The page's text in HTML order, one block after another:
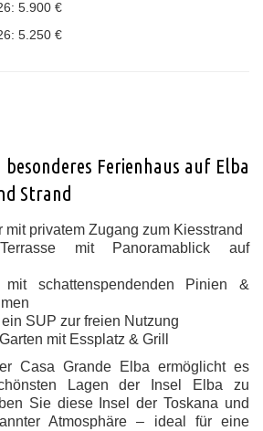
5.900 €
5.250 €
besonderes Ferienhaus auf Elba
Strand
mit privatem Zugang zum Kiesstrand
mit Panoramablick auf
mit schattenspendenden Pinien &
SUP zur freien Nutzung
mit Essplatz & Grill
Casa Grande Elba ermöglicht es
Lagen der Insel Elba zu
Sie diese Insel der Toskana und
Atmosphäre – ideal für eine